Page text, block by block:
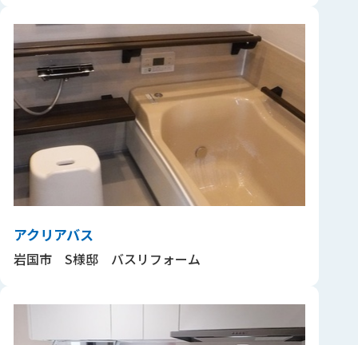
アクリアバス
岩国市 S様邸 バスリフォーム